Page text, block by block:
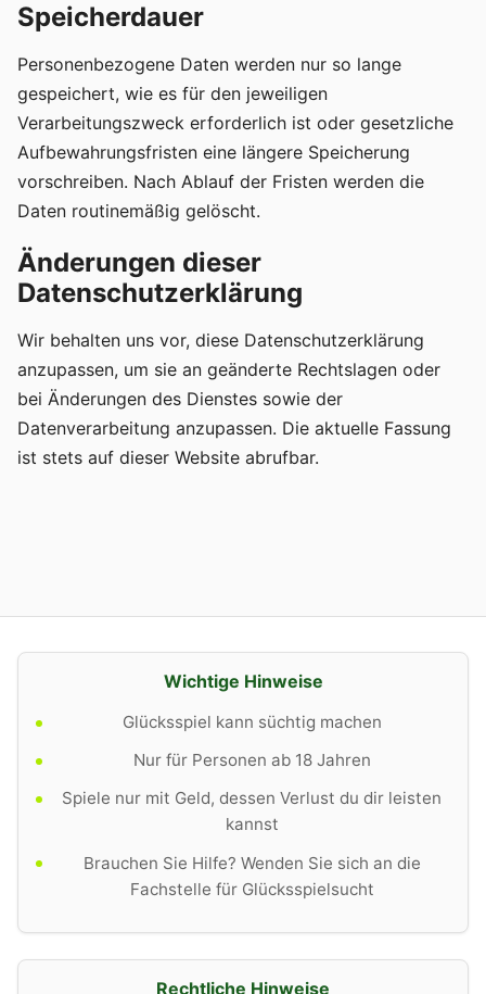
Speicherdauer
Personenbezogene Daten werden nur so lange
gespeichert, wie es für den jeweiligen
Verarbeitungszweck erforderlich ist oder gesetzliche
Aufbewahrungsfristen eine längere Speicherung
vorschreiben. Nach Ablauf der Fristen werden die
Daten routinemäßig gelöscht.
Änderungen dieser
Datenschutzerklärung
Wir behalten uns vor, diese Datenschutzerklärung
anzupassen, um sie an geänderte Rechtslagen oder
bei Änderungen des Dienstes sowie der
Datenverarbeitung anzupassen. Die aktuelle Fassung
ist stets auf dieser Website abrufbar.
Wichtige Hinweise
Glücksspiel kann süchtig machen
Nur für Personen ab 18 Jahren
Spiele nur mit Geld, dessen Verlust du dir leisten
kannst
Brauchen Sie Hilfe? Wenden Sie sich an die
Fachstelle für Glücksspielsucht
Rechtliche Hinweise